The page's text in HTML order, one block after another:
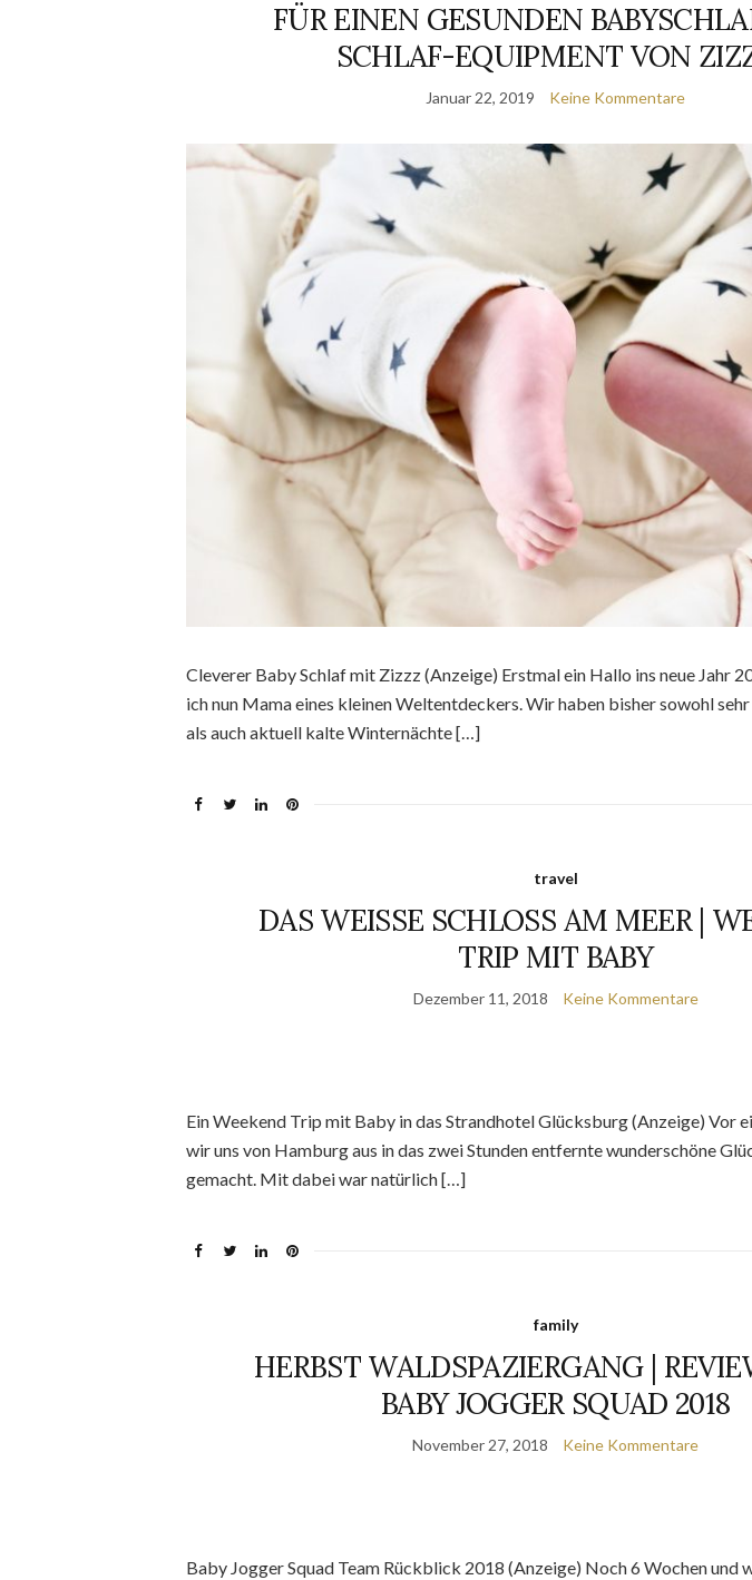
FÜR EINEN GESUNDEN
SCHLAF-EQUIPMENT VON
Januar 22, 2019 Keine Kommentare
Cleverer Baby Schlaf mit Zizzz (Anzeige) Erstmal ein Hallo ins neue Jahr
ich nun Mama eines kleinen Weltentdeckers. Wir haben bisher sowohl
als auch aktuell kalte Winternächte […]
travel
DAS WEISSE SCHLOSS AM MEER |
TRIP MIT BABY
Dezember 11, 2018 Keine Kommentare
Ein Weekend Trip mit Baby in das Strandhotel Glücksburg (Anzeige) Vor
wir uns von Hamburg aus in das zwei Stunden entfernte wunderschöne
gemacht. Mit dabei war natürlich […]
family
HERBST WALDSPAZIERGANG |
BABY JOGGER SQUAD 2018
November 27, 2018 Keine Kommentare
Baby Jogger Squad Team Rückblick 2018 (Anzeige) Noch 6 Wochen und